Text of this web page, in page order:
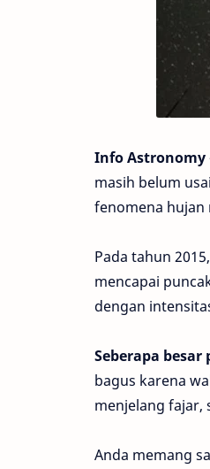
Info Astronomy
masih belum
fenomena hujan
Pada tahun
mencapai
dengan
Seberapa
bagus karena
menjelang fajar,
Anda memang